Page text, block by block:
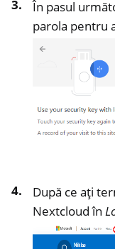
În pasul
parola pentru
După ce ați
Nextcloud în